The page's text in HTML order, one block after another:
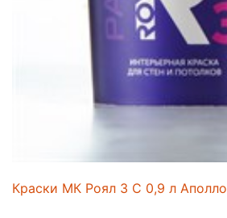
Краски МК Роял 3 C 0,9 л Аполло